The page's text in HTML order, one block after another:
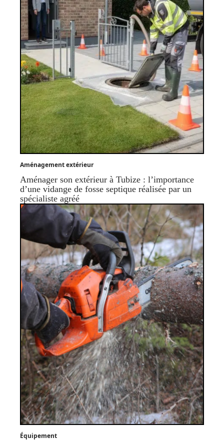
Aménagement extérieur
Aménager son extérieur à Tubize : l’importance
d’une vidange de fosse septique réalisée par un
spécialiste agréé
Équipement